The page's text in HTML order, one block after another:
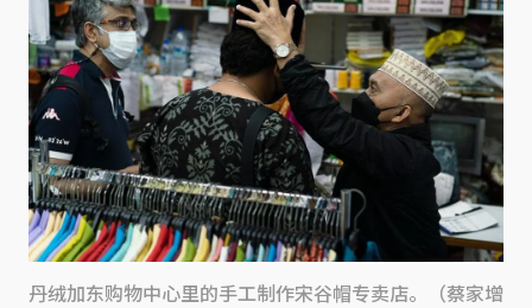
丹绒加东购物中心里的手工制作宋谷帽专卖店。（蔡家增